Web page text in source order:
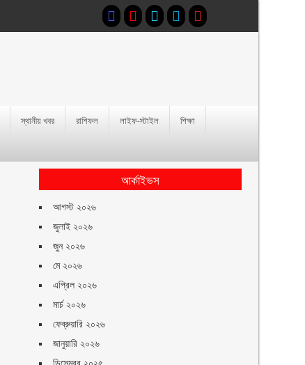
স্থানীয় খবর রাশিফল লাইফ-স্টাইল
শিক্ষা
আর্কাইভস
আগস্ট ২০২৬
জুলাই ২০২৬
জুন ২০২৬
মে ২০২৬
এপ্রিল ২০২৬
মার্চ ২০২৬
ফেব্রুয়ারি ২০২৬
জানুয়ারি ২০২৬